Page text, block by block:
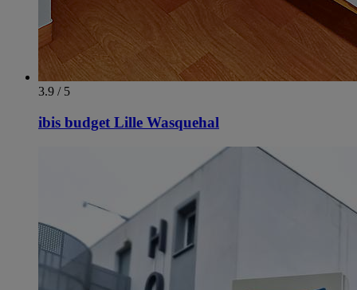
3.9 / 5
ibis budget Lille Wasquehal